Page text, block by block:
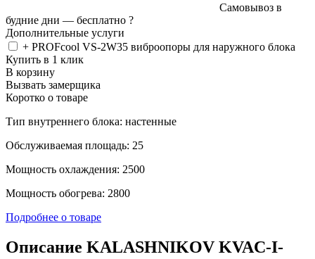
Самовывоз в
будние дни — бесплатно ?
Дополнительные услуги
+ PROFcool VS-2W35 виброопоры для наружного блока
Купить в 1 клик
В корзину
Вызвать замерщика
Коротко о товаре
Тип внутреннего блока: настенные
Обслуживаемая площадь: 25
Мощность охлаждения: 2500
Мощность обогрева: 2800
Подробнее о товаре
Описание KALASHNIKOV KVAC-I-